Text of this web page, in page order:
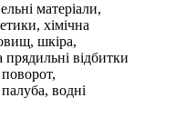
матеріали,
хімічна
шкіра,
відбитки
водні